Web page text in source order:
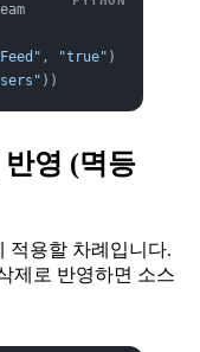
, "true" )
))
영 (멱등
적용할 차례입니다.
제로 반영하면 소스